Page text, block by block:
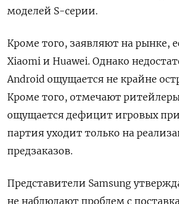
Moscow Times в
моделей S-серии.
Кроме того, заявляют на рынке,
Xiaomi и Huawei. Однако
Android ощущается не крайне
Кроме того, отмечают
ощущается дефицит игровых
партия уходит только на
предзаказов.
Представители Samsung
не наблюдают проблем с